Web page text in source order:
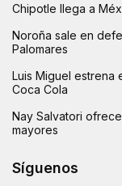
Chipotle llega a
Noroña sale en
Palomares
Luis Miguel estrena
Coca Cola
Nay Salvatori
mayores
Síguenos